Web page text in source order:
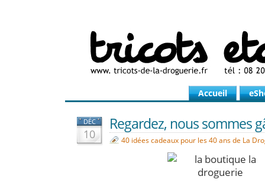
Accueil
DÉC
10
Regardez, nous sommes
40 idées cadeaux pour les 40 ans de La